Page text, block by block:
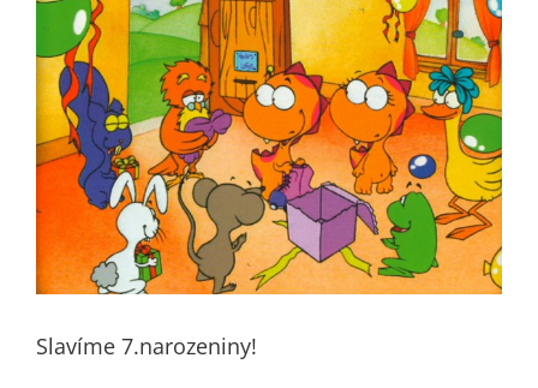
Slavíme 7.narozeniny!